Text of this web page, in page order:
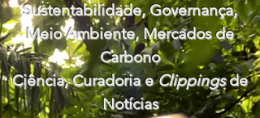
Sustentabilidade, Governança,
Meio Ambiente, Mercados de
Carbono
Ciência, Curadoria eClippingsde
Notícias